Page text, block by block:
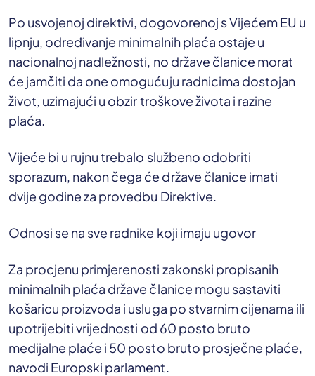
Po usvojenoj direktivi, dogovorenoj s Vijećem EU u
lipnju, određivanje minimalnih plaća ostaje u
nacionalnoj nadležnosti, no države članice morat
će jamčiti da one omogućuju radnicima dostojan
život, uzimajući u obzir troškove života i razine
plaća.
Vijeće bi u rujnu trebalo službeno odobriti
sporazum, nakon čega će države članice imati
dvije godine za provedbu Direktive.
Odnosi se na sve radnike koji imaju ugovor
Za procjenu primjerenosti zakonski propisanih
minimalnih plaća države članice mogu sastaviti
košaricu proizvoda i usluga po stvarnim cijenama ili
upotrijebiti vrijednosti od 60 posto bruto
medijalne plaće i 50 posto bruto prosječne plaće,
navodi Europski parlament.